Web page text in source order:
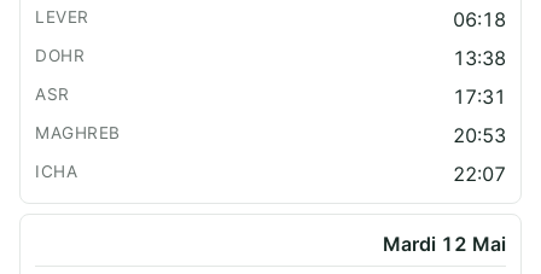
06:18
13:38
17:31
20:53
22:07
Mardi 12 Mai